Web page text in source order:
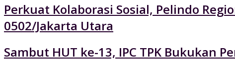
Perkuat Kolaborasi Sosial, Pelindo
0502/Jakarta Utara
Sambut HUT ke-13, IPC TPK Bukukan